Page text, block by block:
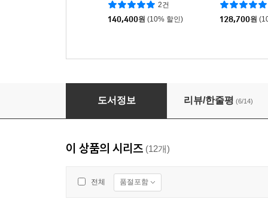
2건
140,400원 (10% 할인) 128,700원
정년이 6
도서정보 리뷰/한줄평 (6/14)
이 상품의 시리즈 (12개)
전체 품절포함